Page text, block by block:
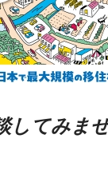
してみま